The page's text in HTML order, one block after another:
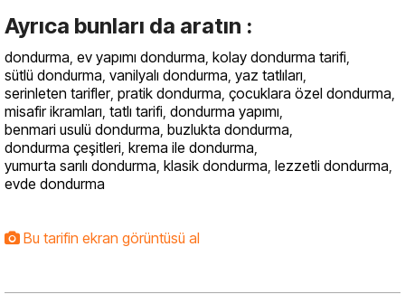
Ayrıca bunları da aratın :
dondurma, ev yapımı dondurma, kolay dondurma tarifi,
sütlü dondurma, vanilyalı dondurma, yaz tatlıları,
serinleten tarifler, pratik dondurma, çocuklara özel dondurma,
misafir ikramları, tatlı tarifi, dondurma yapımı,
benmari usulü dondurma, buzlukta dondurma,
dondurma çeşitleri, krema ile dondurma,
yumurta sarılı dondurma, klasik dondurma, lezzetli dondurma,
evde dondurma
Bu tarifin ekran görüntüsü al